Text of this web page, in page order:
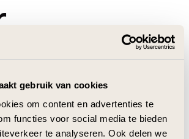
gebruik van cookies
om content en advertenties te
functies voor social media te bieden
te analyseren. Ook delen we